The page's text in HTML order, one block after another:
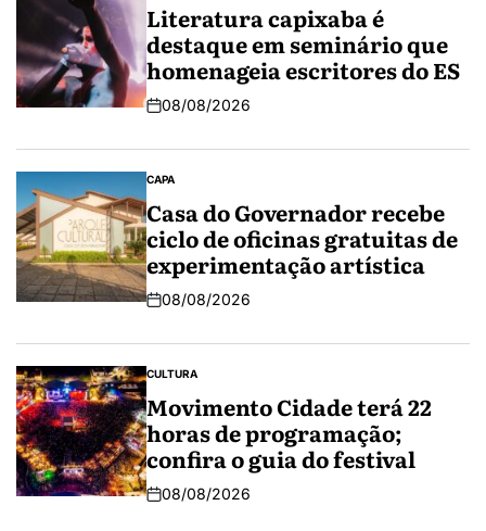
Literatura capixaba é
destaque em seminário que
homenageia escritores do ES
08/08/2026
CAPA
Casa do Governador recebe
ciclo de oficinas gratuitas de
experimentação artística
08/08/2026
CULTURA
Movimento Cidade terá 22
horas de programação;
confira o guia do festival
08/08/2026